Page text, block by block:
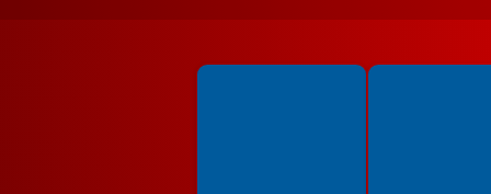
Spełniamy standardy WCAG 2.2 Spełniamy standardy